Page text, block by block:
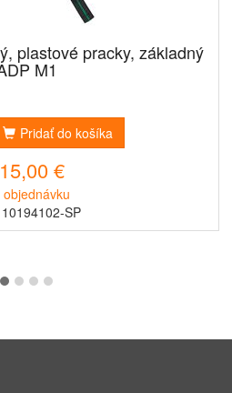
plastové pracky, základný
M1
Pridať do košíka
€
objednávku
SP